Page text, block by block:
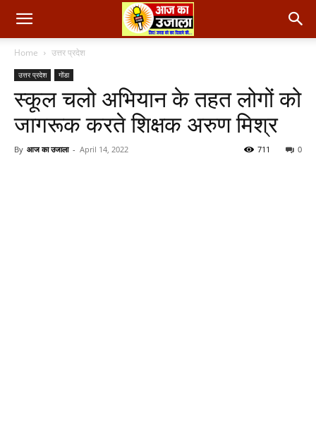
Home उत्तर प्रदेश
उत्तर प्रदेश गोंडा
स्कूल चलो अभियान के तहत लोगों को
जागरूक करते शिक्षक अरुण मिश्र
By आज का उजाला - April 14, 2022 0
711